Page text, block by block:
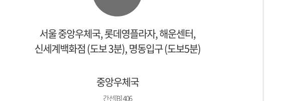
서울 중앙우체국, 롯데영플라자, 해운센터,
신세계백화점 (도보 3분), 명동입구 (도보5분)
중앙우체국
간선[B] 406